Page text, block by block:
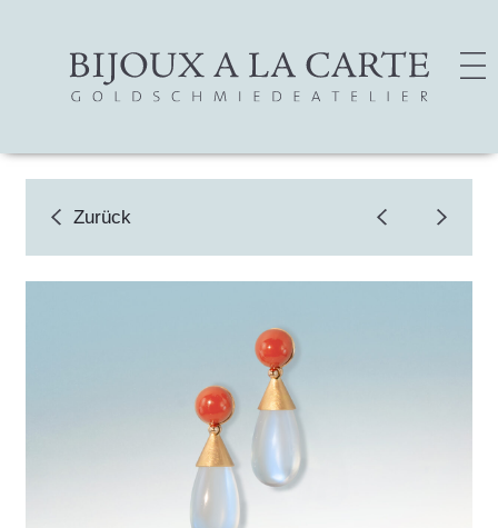
Zurück